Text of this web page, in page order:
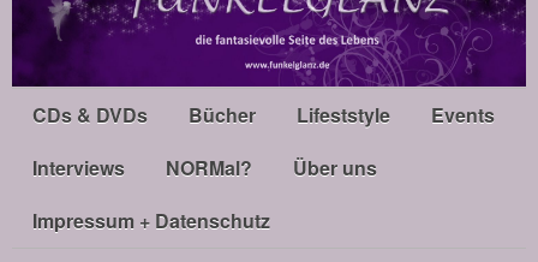
CDs & DVDs Bücher Lifeststyle
Events
Interviews
NORMal?
Über uns
Impressum + Datenschutz